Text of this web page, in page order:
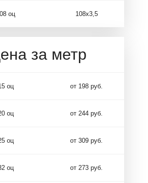
оц 108х3,5
за метр
оц от 198 руб.
оц от 244 руб.
оц от 309 руб.
оц от 273 руб.